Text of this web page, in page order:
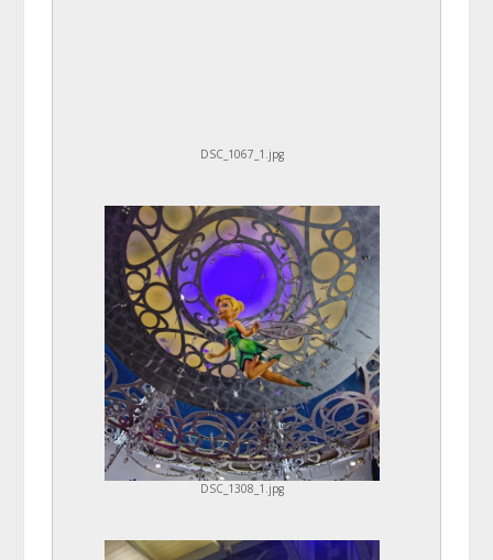
DSC_1067_1.jpg
DSC_1308_1.jpg